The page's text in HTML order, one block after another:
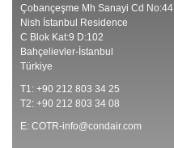
Çobançeşme Mh Sanayi Cd No:44
Nish İstanbul Residence
C Blok Kat:9 D:102
Bahçelievler-İstanbul
Türkiye
T1: +90 212 803 34 25
T2: +90 212 803 34 08
E: COTR-info@condair.com